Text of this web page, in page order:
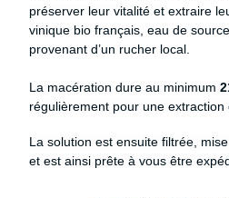
préserver leur vitalité et extraire
vinique bio français, eau de
provenant d’un rucher local.
La macération dure au minimum
régulièrement pour une extraction
La solution est ensuite filtrée,
et est ainsi prête à vous être